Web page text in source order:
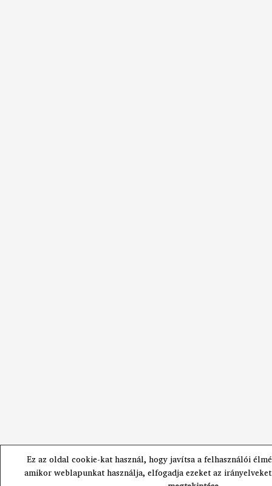
Ez az oldal cookie-kat használ, hogy javítsa a felhasználói
amikor weblapunkat használja, elfogadja ezeket az